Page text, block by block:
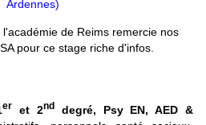
Ardennes)
de Reims remercie nos
pour ce stage riche d'infos.
er et 2nddegré, Psy EN, AED &